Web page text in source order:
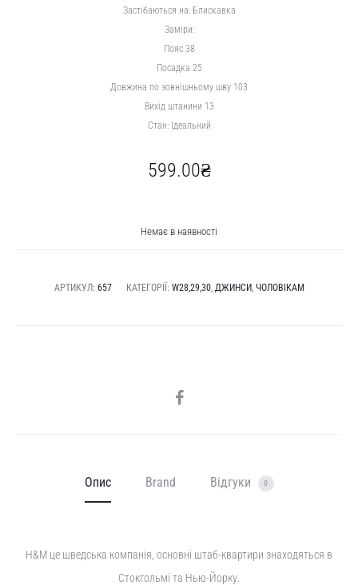
Застібаються на: Блискавка
Заміри:
Пояс 38
Посадка 25
Довжина по зовнішньому шву 103
Вихід штанини 13
Стан: Ідеальний
599.00₴
Немає в наявності
АРТИКУЛ: 657 КАТЕГОРІЇ: W28,29,30, ДЖИНСИ, ЧОЛОВІКАМ
SHARE
Опис Brand Відгуки 0
H&M це шведська компанія, основні штаб-квартири знаходяться в
Стокгольмі та Нью-Йорку.